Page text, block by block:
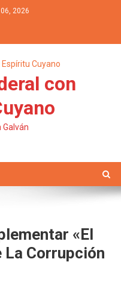
2026
con
Galván
«El
La Corrupción